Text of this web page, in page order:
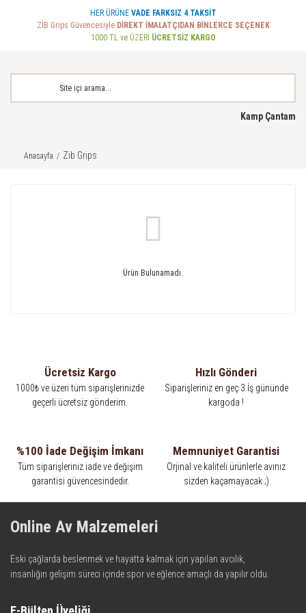
HER ÜRÜNE VADE FARKSIZ 4 TAKSİT
ZİB Grips Güvencesiyle DİREKT İMALATÇIDAN BİNLERCE SEÇENEK
1000 TL ve ÜZERİ ÜCRETSİZ KARGO
Kamp Çantam
Anasayfa Zib Grips
Ürün Bulunamadı.
Ücretsiz Kargo
1000₺ ve üzeri tüm siparişlerinizde
geçerli ücretsiz gönderim.
Hızlı Gönderi
Siparişleriniz en geç 3 İş gününde
kargoda !
%100 İade Değişim İmkanı
Tüm siparişleriniz iade ve değişim
garantisi güvencesindedir.
Memnuniyet Garantisi
Orjinal ve kaliteli ürünlerle avınız
sizden kaçamayacak ;)
Online Av Malzemeleri
Eski çağlarda beslenmek ve hayatta kalmak için yapılan avcılık,
insanlığın gelişim süreci içinde spor ve eğlence amaçlı da yapılır oldu.
teknolojinin dokunuşuyla av malzemelerinde en iyisini meydana